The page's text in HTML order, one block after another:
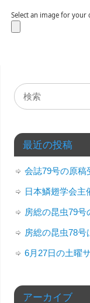
Select an image for your
最近の投稿
会誌79号の原稿
日本鱗翅学会主
房総の昆虫79
房総の昆虫78
6月27日の土曜
アーカイブ